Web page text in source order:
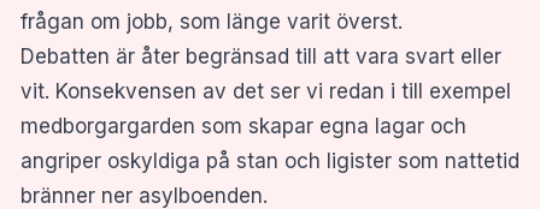
frågan om jobb, som länge varit överst.
Debatten är åter begränsad till att vara svart eller
vit. Konsekvensen av det ser vi redan i till exempel
medborgargarden som skapar egna lagar och
angriper oskyldiga på stan och ligister som nattetid
bränner ner asylboenden.